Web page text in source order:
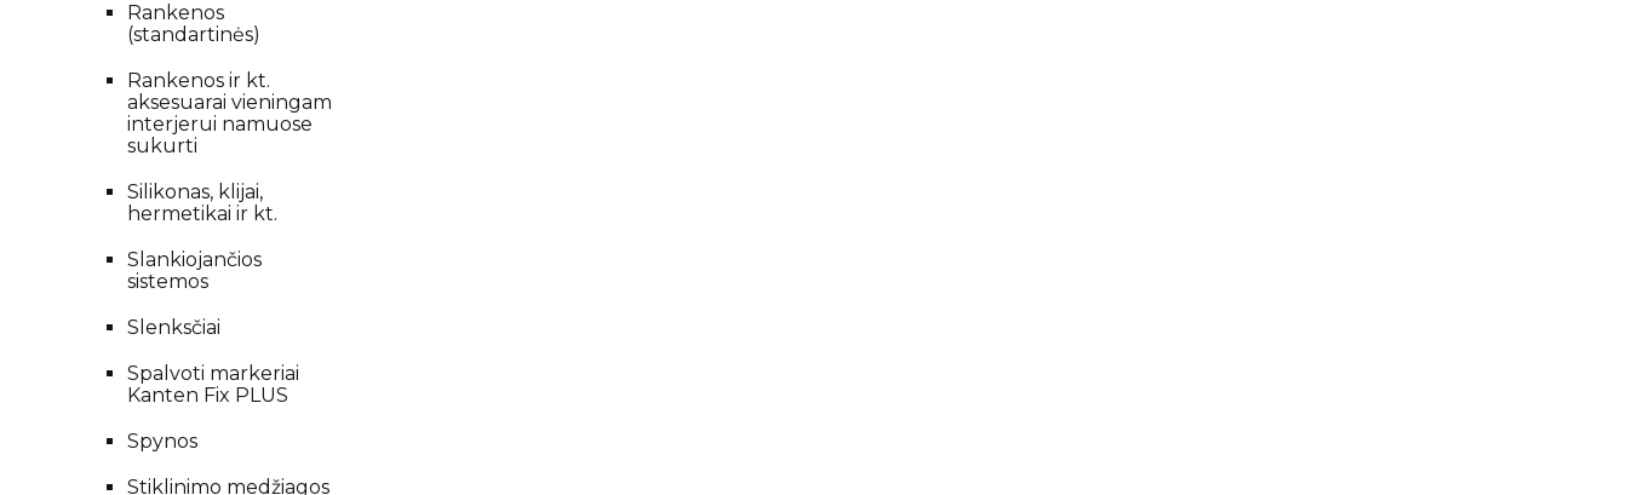
Rankenos
(standartinės)
Rankenos ir kt.
aksesuarai vieningam
interjerui namuose
sukurti
Silikonas, klijai,
hermetikai ir kt.
Slankiojančios
sistemos
Slenksčiai
Spalvoti markeriai
Kanten Fix PLUS
Spynos
Stiklinimo medžiagos